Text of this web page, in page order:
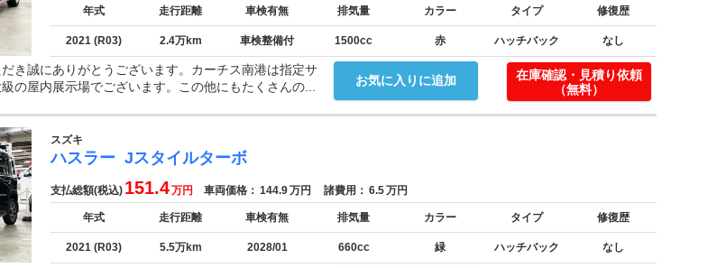
年式 走行距離 車検有無 排気量 カラー タイプ 修復歴
2021 (R03) 2.4万km 車検整備付 1500cc 赤 ハッチバック なし
お気に入りに追加
き誠にありがとうございます。カーチス南港は指定サ
の屋内展示場でございます。この他にもたくさんの...
在庫確認・見積り依頼
（無料）
スズキ
ハスラー Jスタイルターボ
支払総額(税込) 151.4万円 車両価格： 144.9万円 諸費用： 6.5万円
年式 走行距離 車検有無 排気量 カラー タイプ 修復歴
2021 (R03) 5.5万km 2028/01 660cc 緑 ハッチバック なし